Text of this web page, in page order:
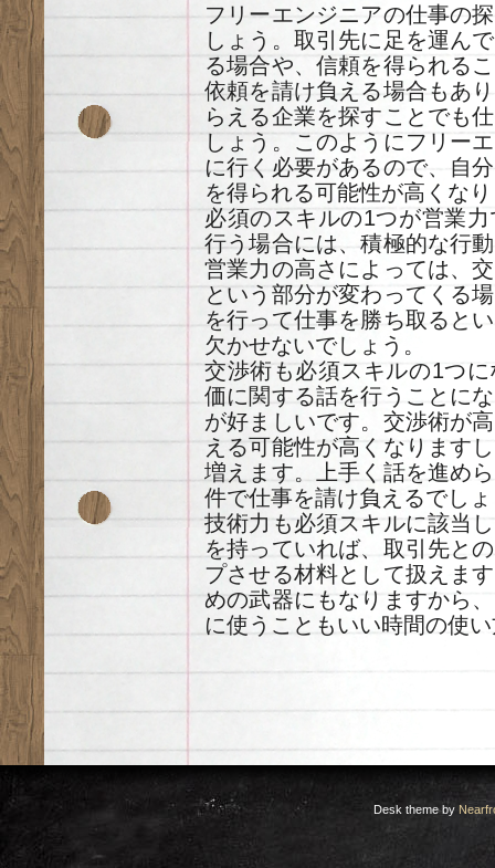
フリーエンジニアの仕事の
しょう。取引先に足を運ん
る場合や、信頼を得られる
依頼を請け負える場合もあ
らえる企業を探すことでも
しょう。このようにフリー
に行く必要があるので、自
を得られる可能性が高くな
必須のスキルの1つが営業
行う場合には、積極的な行
営業力の高さによっては、
という部分が変わってくる
を行って仕事を勝ち取ると
欠かせないでしょう。
交渉術も必須スキルの1つ
価に関する話を行うことに
が好ましいです。交渉術が
える可能性が高くなります
増えます。上手く話を進め
件で仕事を請け負えるでし
技術力も必須スキルに該当
を持っていれば、取引先と
プさせる材料として扱えま
めの武器にもなりますから
に使うこともいい時間の使
Desk theme by